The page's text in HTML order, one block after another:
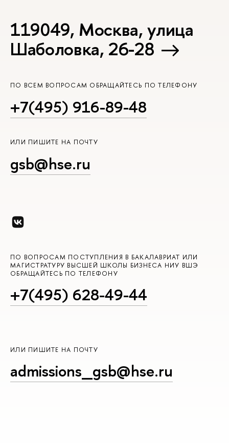
119049, Москва, улица
Шаболовка, 26-28
ПО ВСЕМ ВОПРОСАМ ОБРАЩАЙТЕСЬ ПО ТЕЛЕФОНУ
+7(495) 916-89-48
ИЛИ ПИШИТЕ НА ПОЧТУ
gsb@hse.ru
ПО ВОПРОСАМ ПОСТУПЛЕНИЯ В БАКАЛАВРИАТ ИЛИ
МАГИСТРАТУРУ ВЫСШЕЙ ШКОЛЫ БИЗНЕСА НИУ ВШЭ
ОБРАЩАЙТЕСЬ ПО ТЕЛЕФОНУ
+7(495) 628-49-44
ИЛИ ПИШИТЕ НА ПОЧТУ
admissions_gsb@hse.ru